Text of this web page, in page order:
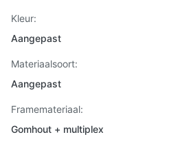
Kleur:
Aangepast
Materiaalsoort:
Aangepast
Framemateriaal:
Gomhout + multiplex